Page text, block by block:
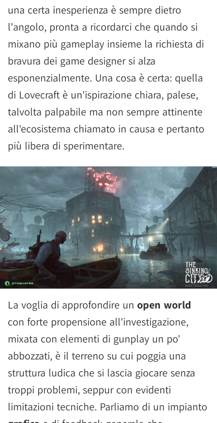
una certa inesperienza è sempre dietro
l'angolo, pronta a ricordarci che quando si
mixano più gameplay insieme la richiesta di
bravura dei game designer si alza
esponenzialmente. Una cosa è certa: quella
di Lovecraft è un'ispirazione chiara, palese,
talvolta palpabile ma non sempre attinente
all'ecosistema chiamato in causa e pertanto
più libera di sperimentare.
La voglia di approfondire un open world
con forte propensione all'investigazione,
mixata con elementi di gunplay un po'
abbozzati, è il terreno su cui poggia una
struttura ludica che si lascia giocare senza
troppi problemi, seppur con evidenti
limitazioni tecniche. Parliamo di un impianto